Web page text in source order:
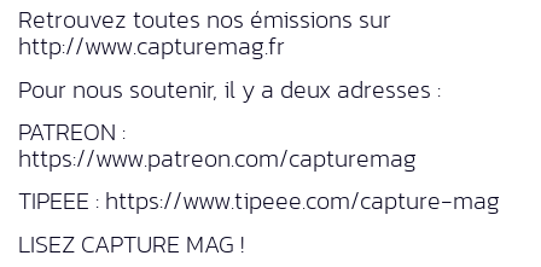
Retrouvez toutes nos émissions sur
http://www.capturemag.fr
Pour nous soutenir, il y a deux adresses :
PATREON :
https://www.patreon.com/capturemag
TIPEEE : https://www.tipeee.com/capture-mag
LISEZ CAPTURE MAG !